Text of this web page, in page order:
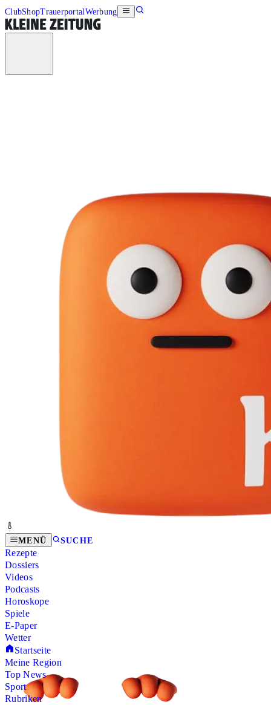
ClubShopTrauerportalWerbung
MENÜ SUCHE
Rezepte
Dossiers
Videos
Podcasts
Horoskope
Spiele
E-Paper
Wetter
Startseite
Meine Region
Top News
Sport
Rubriken